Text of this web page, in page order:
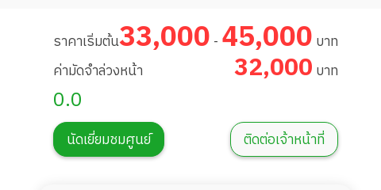
ราคาเริ่มต้น33,000 - 45,000 บาท
ค่ามัดจำล่วงหน้า
32,000 บาท
0.0
นัดเยี่ยมชมศูนย์ ติดต่อเจ้าหน้าที่